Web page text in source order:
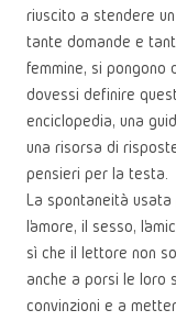
riuscito a stendere
tante domande e
femmine, si pongono
dovessi definire
enciclopedia, una
una risorsa di
pensieri per la testa.
La spontaneità
l’amore, il sesso,
sì che il lettore non
anche a porsi le loro
convinzioni e a